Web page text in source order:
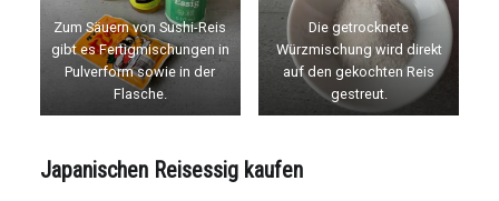
Zum Säuern von Sushi-Reis
gibt es Fertigmischungen in
Pulverform sowie in der
Flasche.
Die getrocknete
Würzmischung wird direkt
auf den gekochten Reis
gestreut.
Japanischen Reisessig kaufen